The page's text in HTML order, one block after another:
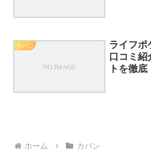
カバン
ライフポ
口コミ紹
トを徹底
ホーム カバン